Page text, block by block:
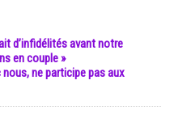
d’infidélités avant notre
en couple »
nous, ne participe pas aux